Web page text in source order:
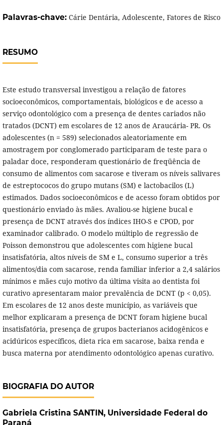
Palavras-chave: Cárie Dentária, Adolescente, Fatores de Risco
RESUMO
Este estudo transversal investigou a relação de fatores
socioeconômicos, comportamentais, biológicos e de acesso a
serviço odontológico com a presença de dentes cariados não
tratados (DCNT) em escolares de 12 anos de Araucária- PR. Os
adolescentes (n = 589) selecionados aleatoriamente em
amostragem por conglomerado participaram de teste para o
paladar doce, responderam questionário de freqüência de
consumo de alimentos com sacarose e tiveram os níveis salivares
de estreptococos do grupo mutans (SM) e lactobacilos (L)
estimados. Dados socioeconômicos e de acesso foram obtidos por
questionário enviado às mães. Avaliou-se higiene bucal e
presença de DCNT através dos índices IHO-S e CPOD, por
examinador calibrado. O modelo múltiplo de regressão de
Poisson demonstrou que adolescentes com higiene bucal
insatisfatória, altos níveis de SM e L, consumo superior a três
alimentos/dia com sacarose, renda familiar inferior a 2,4 salários
mínimos e mães cujo motivo da última visita ao dentista foi
curativo apresentaram maior prevalência de DCNT (p < 0,05).
Em escolares de 12 anos deste município, as variáveis que
melhor explicaram a presença de DCNT foram higiene bucal
insatisfatória, presença de grupos bacterianos acidogênicos e
acidúricos específicos, dieta rica em sacarose, baixa renda e
busca materna por atendimento odontológico apenas curativo.
BIOGRAFIA DO AUTOR
Gabriela Cristina SANTIN, Universidade Federal do
Paraná